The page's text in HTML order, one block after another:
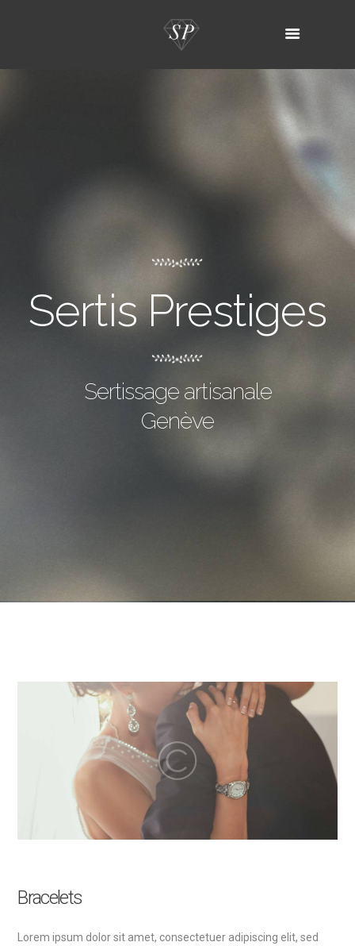
Sertis Prestiges
Sertissage artisanale
Genève
Bracelets
Lorem ipsum dolor sit amet, consectetuer adipiscing elit, sed